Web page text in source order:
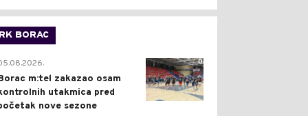
BORAC
0
m:tel zakazao osam
utakmica pred
nove sezone